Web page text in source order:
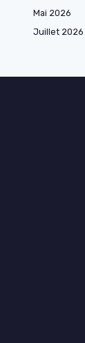
Mai 2026
Juillet 2026